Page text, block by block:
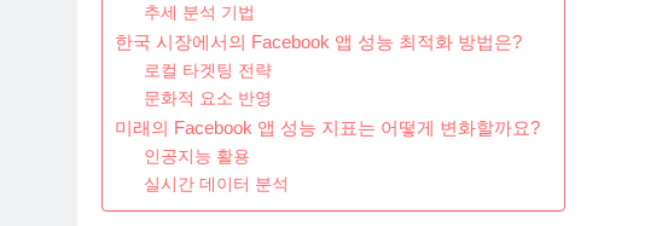
추세 분석 기법
한국 시장에서의 Facebook 앱 성능 최적화 방법은?
로컬 타겟팅 전략
문화적 요소 반영
미래의 Facebook 앱 성능 지표는 어떻게 변화할까요?
인공지능 활용
실시간 데이터 분석